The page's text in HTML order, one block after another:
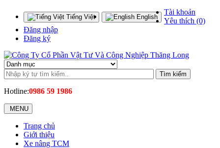
Tiếng Việt English
Tài khoản
Yêu thích (0)
Đăng nhập
Đăng ký
Tìm kiếm
Hotline:0986 59 1986
MENU
Trang chủ
Giới thiệu
Xe nâng TCM